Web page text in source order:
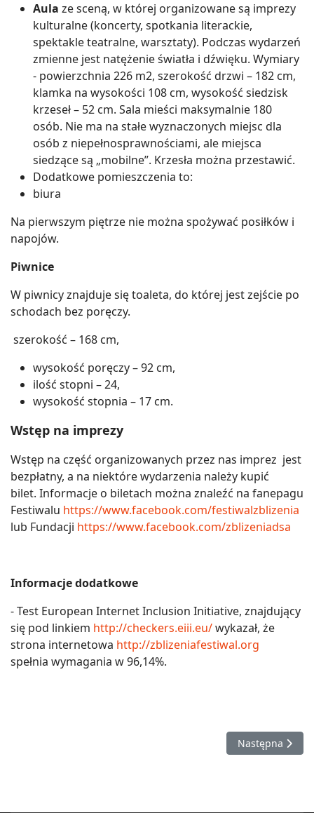
Aula ze sceną, w której organizowane są imprezy
kulturalne (koncerty, spotkania literackie,
spektakle teatralne, warsztaty). Podczas wydarzeń
zmienne jest natężenie światła i dźwięku. Wymiary
- powierzchnia 226 m2, szerokość drzwi – 182 cm,
klamka na wysokości 108 cm, wysokość siedzisk
krzeseł – 52 cm. Sala mieści maksymalnie 180
osób. Nie ma na stałe wyznaczonych miejsc dla
osób z niepełnosprawnościami, ale miejsca
siedzące są „mobilne”. Krzesła można przestawić.
Dodatkowe pomieszczenia to:
biura
Na pierwszym piętrze nie można spożywać posiłków i
napojów.
Piwnice
W piwnicy znajduje się toaleta, do której jest zejście po
schodach bez poręczy.
szerokość – 168 cm,
wysokość poręczy – 92 cm,
ilość stopni – 24,
wysokość stopnia – 17 cm.
Wstęp na imprezy
Wstęp na część organizowanych przez nas imprez jest
bezpłatny, a na niektóre wydarzenia należy kupić
bilet. Informacje o biletach można znaleźć na fanepagu
Festiwalu https://www.facebook.com/festiwalzblizenia
lub Fundacji https://www.facebook.com/zblizeniadsa
Informacje dodatkowe
- Test European Internet Inclusion Initiative, znajdujący
się pod linkiem http://checkers.eiii.eu/wykazał, że
strona internetowa http://zblizeniafestiwal.org
spełnia wymagania w 96,14%.
Następna
Następna